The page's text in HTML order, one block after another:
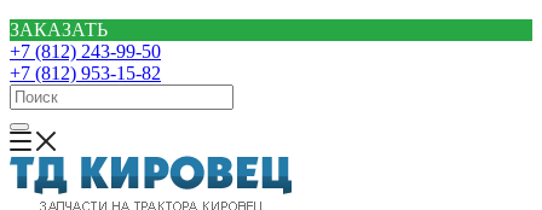
ЗАКАЗАТЬ
+7 (812) 243-99-50
+7 (812) 953-15-82